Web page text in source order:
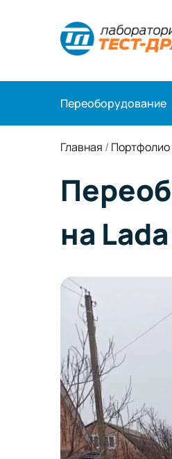
Переоборудование
Главная / Портфолио
на